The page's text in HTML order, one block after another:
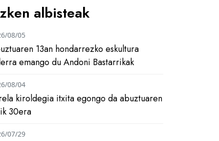
albisteak
13an hondarrezko eskultura
emango du Andoni Bastarrikak
08/05
kiroldegia itxita egongo da abuztuaren
30era
08/04
07/29